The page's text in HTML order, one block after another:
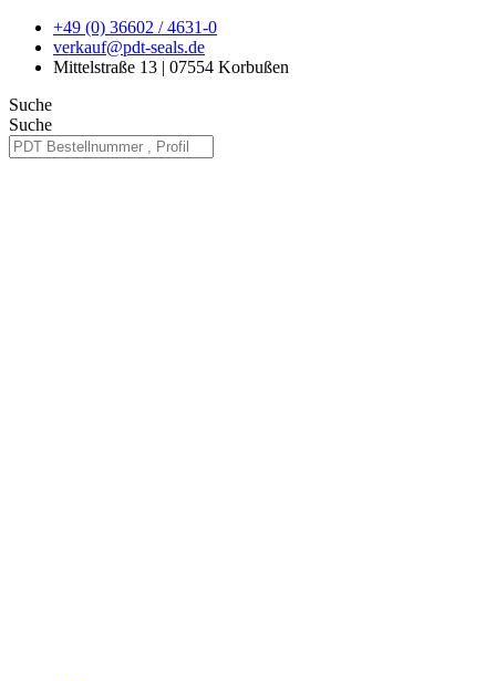
Zum
Inhalt
springen
+49 (0) 36602 / 4631-0
verkauf@pdt-seals.de
Mittelstraße 13 | 07554 Korbußen
Suche
Suche